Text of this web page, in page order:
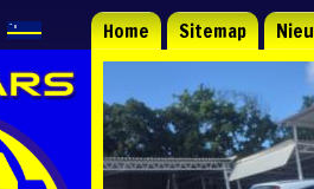
Home Sitemap